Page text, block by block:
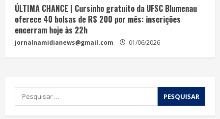
ÚLTIMA CHANCE | Cursinho gratuito da UFSC Blumenau
oferece 40 bolsas de R$ 200 por mês: inscrições
encerram hoje às 22h
jornalnamidianews@gmail.com 01/06/2026